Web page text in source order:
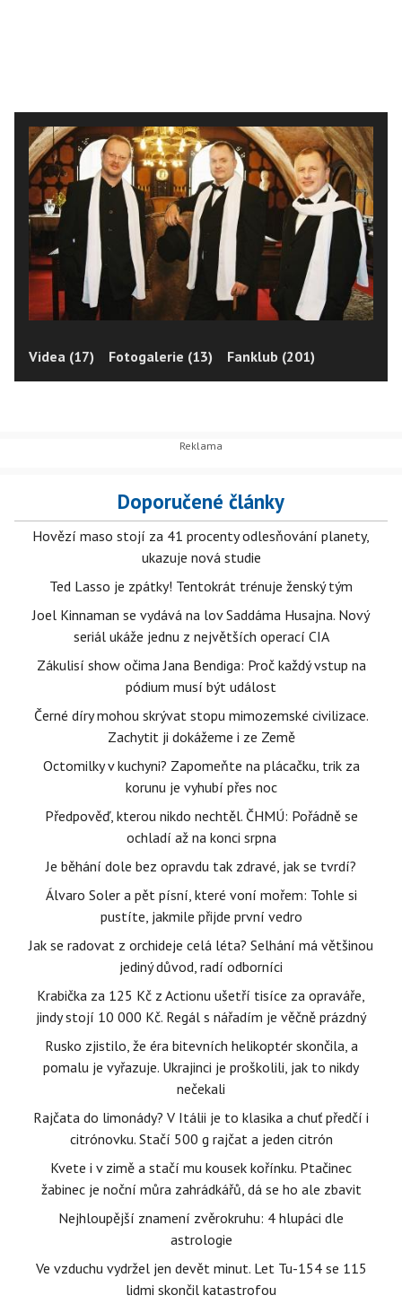
Videa (17) Fotogalerie (13) Fanklub (201)
Doporučené články
Hovězí maso stojí za 41 procenty odlesňování planety,
ukazuje nová studie
Ted Lasso je zpátky! Tentokrát trénuje ženský tým
Joel Kinnaman se vydává na lov Saddáma Husajna. Nový
seriál ukáže jednu z největších operací CIA
Zákulisí show očima Jana Bendiga: Proč každý vstup na
pódium musí být událost
Černé díry mohou skrývat stopu mimozemské civilizace.
Zachytit ji dokážeme i ze Země
Octomilky v kuchyni? Zapomeňte na plácačku, trik za
korunu je vyhubí přes noc
Předpověď, kterou nikdo nechtěl. ČHMÚ: Pořádně se
ochladí až na konci srpna
Je běhání dole bez opravdu tak zdravé, jak se tvrdí?
Álvaro Soler a pět písní, které voní mořem: Tohle si
pustíte, jakmile přijde první vedro
Jak se radovat z orchideje celá léta? Selhání má většinou
jediný důvod, radí odborníci
Krabička za 125 Kč z Actionu ušetří tisíce za opraváře,
jindy stojí 10 000 Kč. Regál s nářadím je věčně prázdný
Rusko zjistilo, že éra bitevních helikoptér skončila, a
pomalu je vyřazuje. Ukrajinci je proškolili, jak to nikdy
nečekali
Rajčata do limonády? V Itálii je to klasika a chuť předčí i
citrónovku. Stačí 500 g rajčat a jeden citrón
Kvete i v zimě a stačí mu kousek kořínku. Ptačinec
žabinec je noční můra zahrádkářů, dá se ho ale zbavit
Nejhloupější znamení zvěrokruhu: 4 hlupáci dle
astrologie
Ve vzduchu vydržel jen devět minut. Let Tu-154 se 115
lidmi skončil katastrofou